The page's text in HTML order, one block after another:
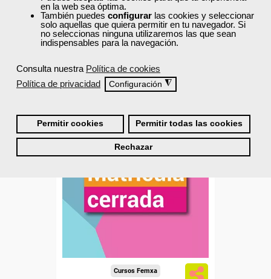
en la web sea óptima.
También puedes configurar las cookies y seleccionar
solo aquellas que quiera permitir en tu navegador. Si
no seleccionas ninguna utilizaremos las que sean
indispensables para la navegación.
Consulta nuestra Política de cookies
Política de privacidad
Configuración ◮
Permitir cookies Permitir todas las cookies
Rechazar
Online (toda España)
Matrícula cerrada
74 0
TÍTULO OFICIAL
Cursos Femxa